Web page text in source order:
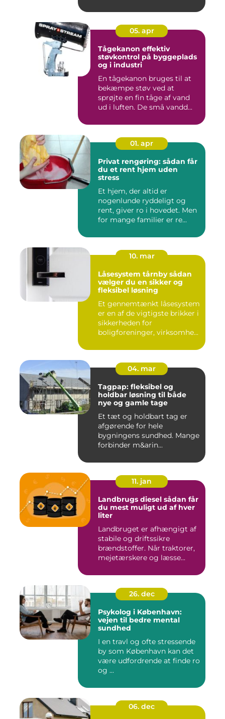
05. apr
Tågekanon effektiv
støvkontrol på byggeplads
og i industri
En tågekanon bruges til at
bekæmpe støv ved at
sprøjte en fin tåge af vand
ud i luften. De små vandd...
01. apr
Privat rengøring: sådan får
du et rent hjem uden
stress
Et hjem, der altid er
nogenlunde ryddeligt og
rent, giver ro i hovedet. Men
for mange familier er re...
10. mar
Låsesystem tårnby sådan
vælger du en sikker og
fleksibel løsning
Et gennemtænkt låsesystem
er en af de vigtigste brikker i
sikkerheden for
boligforeninger, virksomhe...
04. mar
Tagpap: fleksibel og
holdbar løsning til både
nye og gamle tage
Et tæt og holdbart tag er
afgørende for hele
bygningens sundhed. Mange
forbinder m&arin...
11. jan
Landbrugs diesel sådan får
du mest muligt ud af hver
liter
Landbruget er afhængigt af
stabile og driftssikre
brændstoffer. Når traktorer,
mejetærskere og læsse...
26. dec
Psykolog i København:
vejen til bedre mental
sundhed
I en travl og ofte stressende
by som København kan det
være udfordrende at finde ro
og ...
06. dec